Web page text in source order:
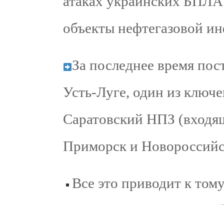
объекты нефтегазовой
За последнее время
Усть-Луге, один из
Саратовский НПЗ
Приморск и
Все это приводит к